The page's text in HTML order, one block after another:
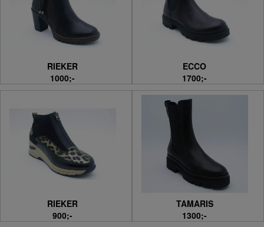
RIEKER
1000;-
ECCO
1700;-
RIEKER
900;-
TAMARIS
1300;-